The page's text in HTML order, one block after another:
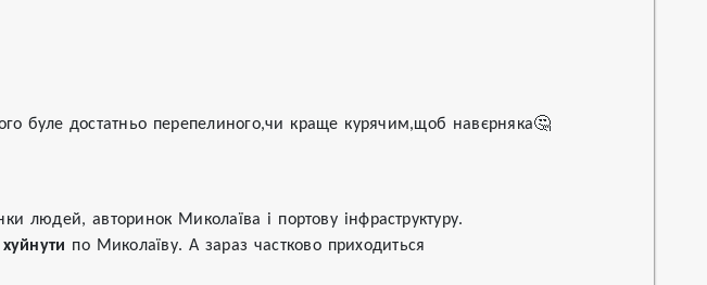
буле достатньо перепелиного,чи краще курячим,щоб навєрняка🤔
людей, авторинок Миколаїва і портову інфраструктуру.
хуйнути по Миколаїву. А зараз частково приходиться